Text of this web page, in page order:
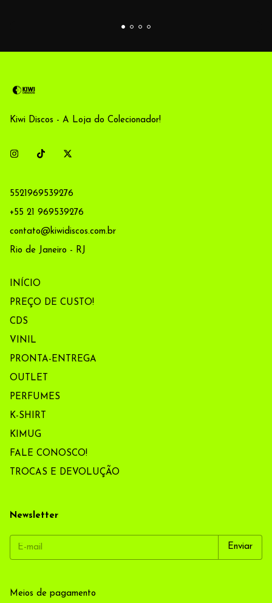
Kiwi Discos - A Loja do Colecionador!
5521969539276
+55 21 969539276
contato@kiwidiscos.com.br
Rio de Janeiro - RJ
INÍCIO
PREÇO DE CUSTO!
CDS
VINIL
PRONTA-ENTREGA
OUTLET
PERFUMES
K-SHIRT
KIMUG
FALE CONOSCO!
TROCAS E DEVOLUÇÃO
Newsletter
Meios de pagamento